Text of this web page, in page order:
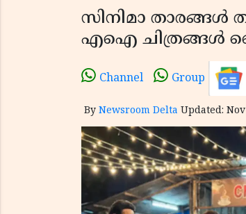
സിനിമാ താരങ്ങൾ
എഐ ചിത്രങ്ങൾ
Channel Group
By Newsroom Delta Updated: